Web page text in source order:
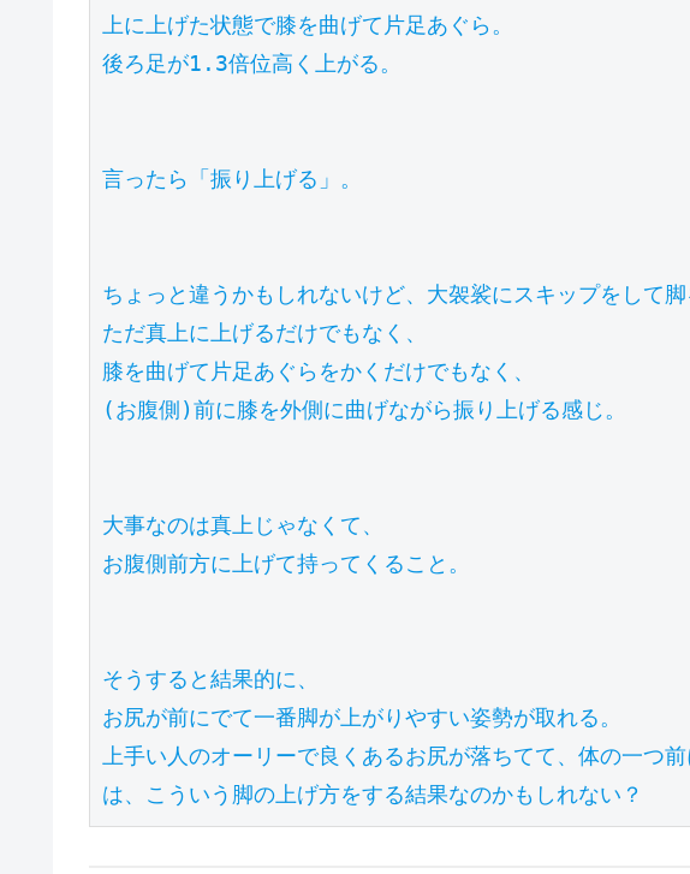
上に上げた状態で膝を曲げて片足あぐら。
後ろ足が1.3倍位高く上がる。
言ったら「振り上げる」。
ちょっと違うかもしれないけど、大袈裟にスキップをして
ただ真上に上げるだけでもなく、
膝を曲げて片足あぐらをかくだけでもなく、
(お腹側)前に膝を外側に曲げながら振り上げる感じ。
大事なのは真上じゃなくて、
お腹側前方に上げて持ってくること。
そうすると結果的に、
お尻が前にでて一番脚が上がりやすい姿勢が取れる。
上手い人のオーリーで良くあるお尻が落ちてて、体の一つ